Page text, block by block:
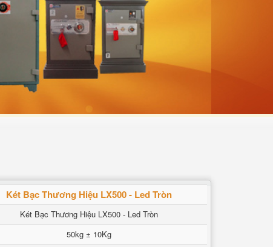
Két Bạc Thương Hiệu LX500 - Led Tròn
Két Bạc Thương Hiệu LX500 - Led Tròn
50kg ± 10Kg